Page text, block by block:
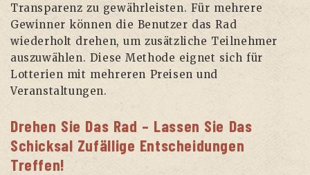
Transparenz zu gewährleisten. Für mehrere
Gewinner können die Benutzer das Rad
wiederholt drehen, um zusätzliche Teilnehmer
auszuwählen. Diese Methode eignet sich für
Lotterien mit mehreren Preisen und
Veranstaltungen.
Drehen Sie Das Rad – Lassen Sie Das
Schicksal Zufällige Entscheidungen
Treffen!